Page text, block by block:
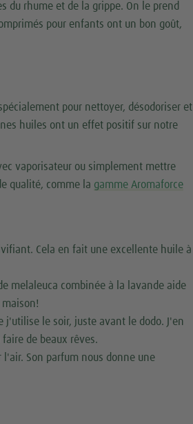
rhume et de la grippe. On le prend
pour enfants ont un bon goût,
pour nettoyer, désodoriser et
huiles ont un effet positif sur notre
vaporisateur ou simplement mettre
qualité, comme la gamme Aromaforce
Cela en fait une excellente huile à
melaleuca combinée à la lavande aide
j'utilise le soir, juste avant le dodo. J'en
de beaux rêves.
Son parfum nous donne une